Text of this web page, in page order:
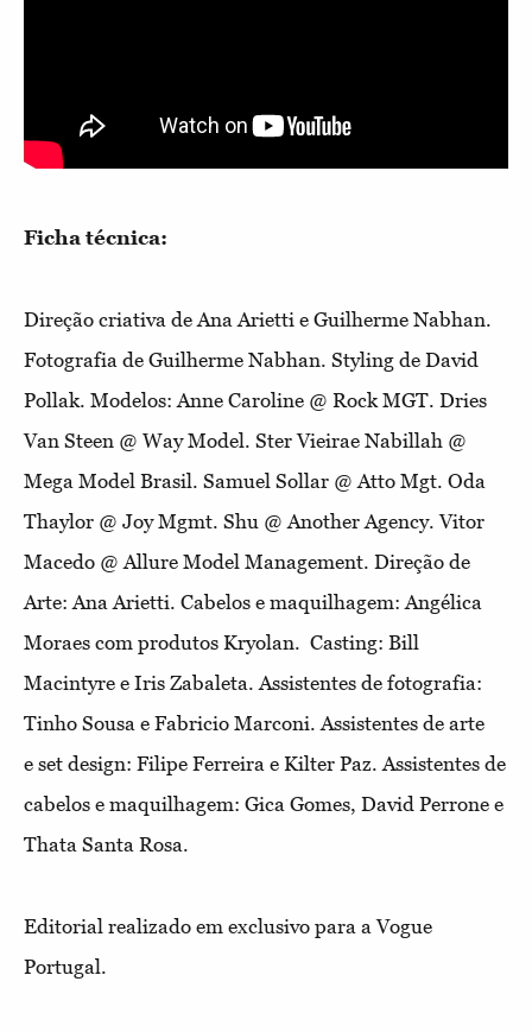
Ficha técnica:
Direção criativa de Ana Arietti e Guilherme Nabhan.
Fotografia de Guilherme Nabhan. Styling de David
Pollak. Modelos: Anne Caroline @ Rock MGT. Dries
Van Steen @ Way Model. Ster Vieirae Nabillah @
Mega Model Brasil. Samuel Sollar @ Atto Mgt. Oda
Thaylor @ Joy Mgmt. Shu @ Another Agency. Vitor
Macedo @ Allure Model Management. Direção de
Arte: Ana Arietti. Cabelos e maquilhagem: Angélica
Moraes com produtos Kryolan. Casting: Bill
Macintyre e Iris Zabaleta. Assistentes de fotografia:
Tinho Sousa e Fabricio Marconi. Assistentes de arte
e set design: Filipe Ferreira e Kilter Paz. Assistentes de
cabelos e maquilhagem: Gica Gomes, David Perrone e
Thata Santa Rosa.
Editorial realizado em exclusivo para a Vogue
Portugal.